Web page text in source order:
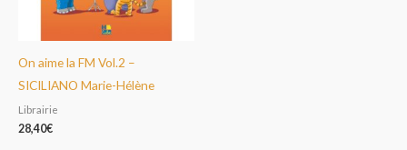
On aime la FM Vol.2 –
SICILIANO Marie-Hélène
Librairie
28,40€